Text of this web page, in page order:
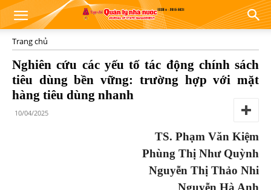
Trang chủ
Nghiên cứu các yếu tố tác động chính sách
tiêu dùng bền vững: trường hợp với mặt
hàng tiêu dùng nhanh
10/04/2025
TS. Phạm Văn Kiệm
Phùng Thị Như Quỳnh
Nguyễn Thị Thảo Nhi
Nguyễn Hà Anh